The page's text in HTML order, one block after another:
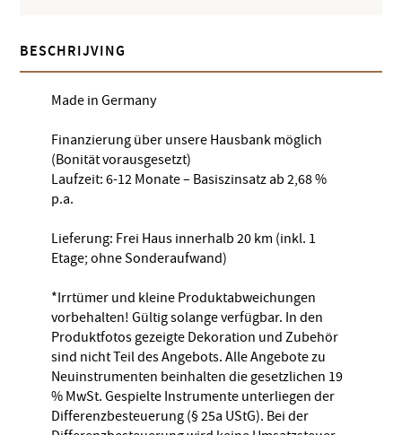
BESCHRIJVING
Made in Germany
Finanzierung über unsere Hausbank möglich
(Bonität vorausgesetzt)
Laufzeit: 6-12 Monate – Basiszinsatz ab 2,68 %
p.a.
Lieferung: Frei Haus innerhalb 20 km (inkl. 1
Etage; ohne Sonderaufwand)
*Irrtümer und kleine Produktabweichungen
vorbehalten! Gültig solange verfügbar. In den
Produktfotos gezeigte Dekoration und Zubehör
sind nicht Teil des Angebots. Alle Angebote zu
Neuinstrumenten beinhalten die gesetzlichen 19
% MwSt. Gespielte Instrumente unterliegen der
Differenzbesteuerung (§ 25a UStG). Bei der